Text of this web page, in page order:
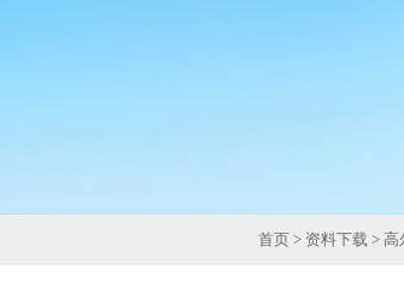
首页 > 资料下载 > 高